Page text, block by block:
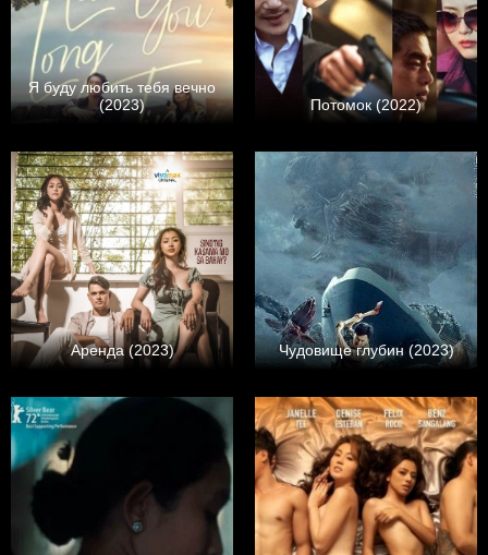
Я буду любить тебя вечно
(2023)
Потомок (2022)
Аренда (2023) Чудовище глубин (2023)